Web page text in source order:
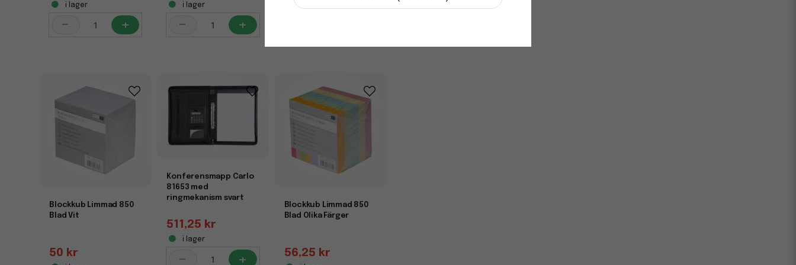
i lager
- +
i lager
- +
i lager
Blockkub Limmad 850
Blad Vit
50 kr
Konferensmapp Carlo
81653 med
ringmekanism svart
511,25 kr
i lager
- +
Blockkub Limmad 850
Blad Olika Färger
56,25 kr